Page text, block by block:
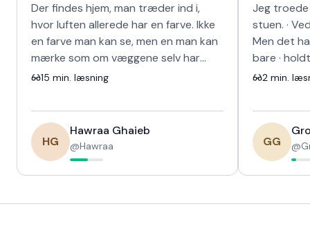
Der findes hjem, man træder ind i,
hvor luften allerede har en farve. Ikke
en farve man kan se, men en man kan
mærke som om væggene selv har
lært at smile. Sådan var det hos
15 min. læsning
HG
Hawraa Ghaieb
@Hawraa
Jeg troede
stuen. ·
Men det
bare ·
bilen · blev
2 min.
GG @